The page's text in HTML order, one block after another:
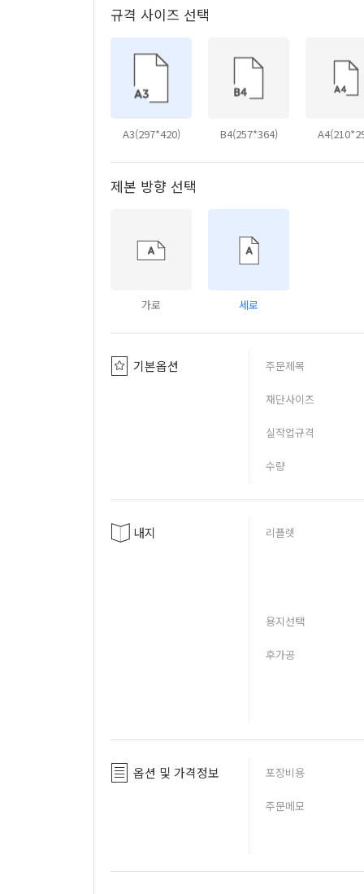
규격 사이즈 선택
A3(297*420) B4(257*364)
제본 방향 선택
가로 세로
기본옵션 주문제목
재단사이즈
실작업규격
수량
내지 리플렛
용지선택
후가공
옵션 및 가격정보 포장비용
주문메모